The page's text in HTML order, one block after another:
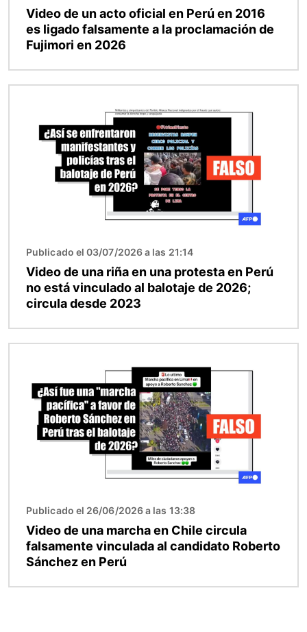
Video de un acto oficial en Perú en 2016
es ligado falsamente a la proclamación de
Fujimori en 2026
Publicado el 03/07/2026 a las 21:14
Video de una riña en una protesta en Perú
no está vinculado al balotaje de 2026;
circula desde 2023
Publicado el 26/06/2026 a las 13:38
Video de una marcha en Chile circula
falsamente vinculada al candidato Roberto
Sánchez en Perú